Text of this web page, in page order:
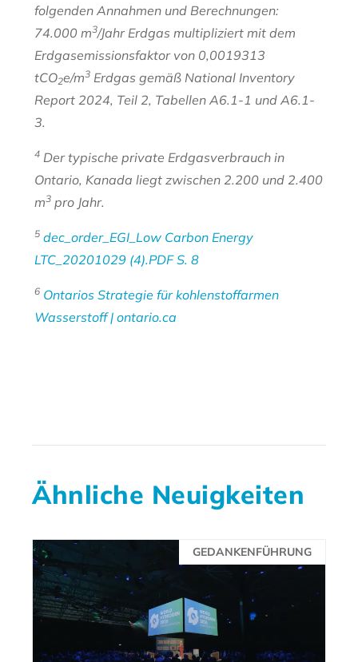
folgenden Annahmen und Berechnungen:
74.000 m3/Jahr Erdgas multipliziert mit dem
Erdgasemissionsfaktor von 0,0019313
tCO2e/m3Erdgas gemäß National Inventory
Report 2024, Teil 2, Tabellen A6.1-1 und A6.1-
3.
4Der typische private Erdgasverbrauch in
Ontario, Kanada liegt zwischen 2.200 und 2.400
m3pro Jahr.
5 dec_order_EGI_Low Carbon Energy
LTC_20201029 (4).PDF S. 8
6 Ontarios Strategie für kohlenstoffarmen
Wasserstoff | ontario.ca
Ähnliche Neuigkeiten
GEDANKENFÜHRUNG